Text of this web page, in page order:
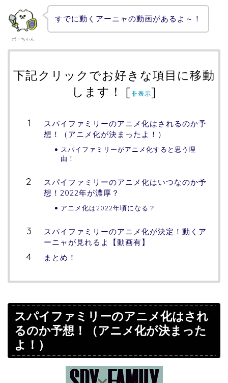
ボーちゃん
すでに動くアーニャの動画があるよ～！
下記クリックでお好きな項目に移動
します！
[非表示]
スパイファミリーのアニメ化はされるのか予
想！（アニメ化が決まったよ！）
スパイファミリーがアニメ化すると思う理
由！
スパイファミリーのアニメ化はいつなのか予
想！2022年が濃厚？
アニメ化は2022年頃になる？
スパイファミリーのアニメ化が決定！動くア
ーニャが見れるよ【動画有】
まとめ！
スパイファミリーのアニメ化はされ
るのか予想！（アニメ化が決まった
よ！）